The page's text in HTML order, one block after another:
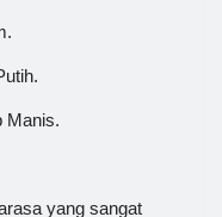
Manis.
yang sangat